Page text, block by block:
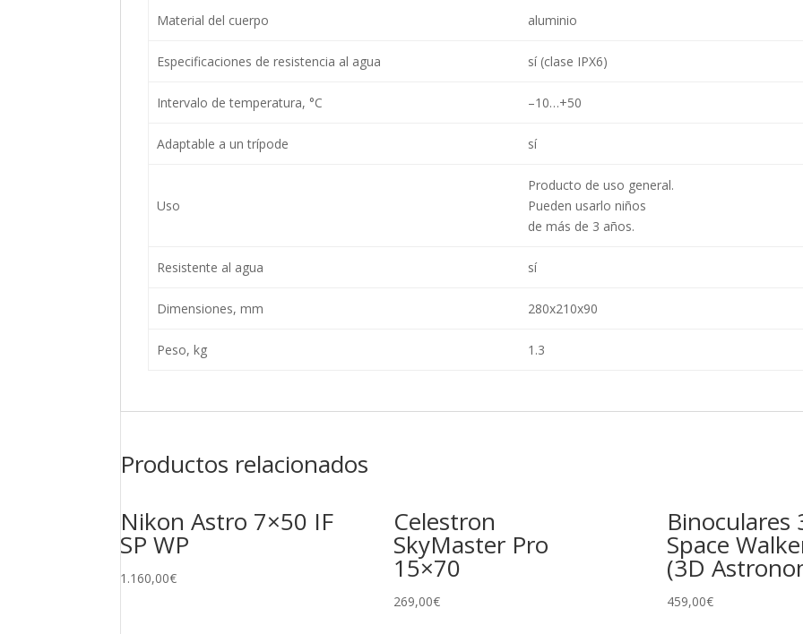
Material del cuerpo aluminio
Especificaciones de resistencia al agua sí (clase IPX6)
Intervalo de temperatura, °C –10…+50
Adaptable a un trípode sí
Uso
Producto de uso general.
Pueden usarlo niños
de más de 3 años.
Resistente al agua sí
Dimensiones, mm 280x210x90
Peso, kg 1.3
Productos relacionados
Nikon Astro 7×50 IF
SP WP
1.160,00€
Celestron
SkyMaster Pro
15×70
269,00€
Binoculares
Space
(3D
459,00€